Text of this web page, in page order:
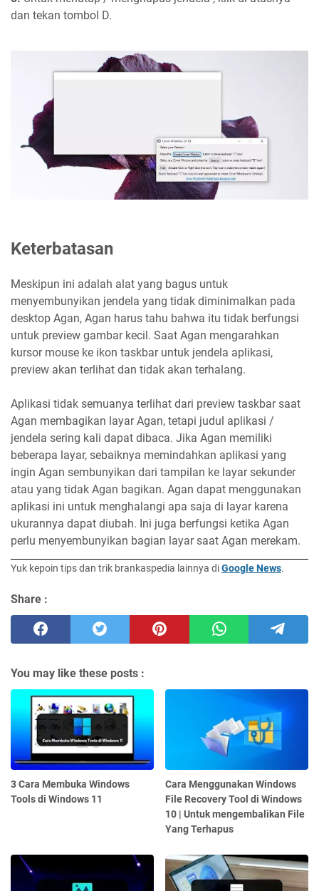
dan tekan tombol D.
Keterbatasan
Meskipun ini adalah alat yang bagus untuk
menyembunyikan jendela yang tidak diminimalkan pada
desktop Agan, Agan harus tahu bahwa itu tidak berfungsi
untuk preview gambar kecil. Saat Agan mengarahkan
kursor mouse ke ikon taskbar untuk jendela aplikasi,
preview akan terlihat dan tidak akan terhalang.
Aplikasi tidak semuanya terlihat dari preview taskbar saat
Agan membagikan layar Agan, tetapi judul aplikasi /
jendela sering kali dapat dibaca. Jika Agan memiliki
beberapa layar, sebaiknya memindahkan aplikasi yang
ingin Agan sembunyikan dari tampilan ke layar sekunder
atau yang tidak Agan bagikan. Agan dapat menggunakan
aplikasi ini untuk menghalangi apa saja di layar karena
ukurannya dapat diubah. Ini juga berfungsi ketika Agan
perlu menyembunyikan bagian layar saat Agan merekam.
Yuk kepoin tips dan trik brankaspedia lainnya diGoogle News.
Share :
You may like these posts :
3 Cara Membuka Windows
Tools di Windows 11
Cara Menggunakan Windows
File Recovery Tool di Windows
10 | Untuk mengembalikan File
Yang Terhapus